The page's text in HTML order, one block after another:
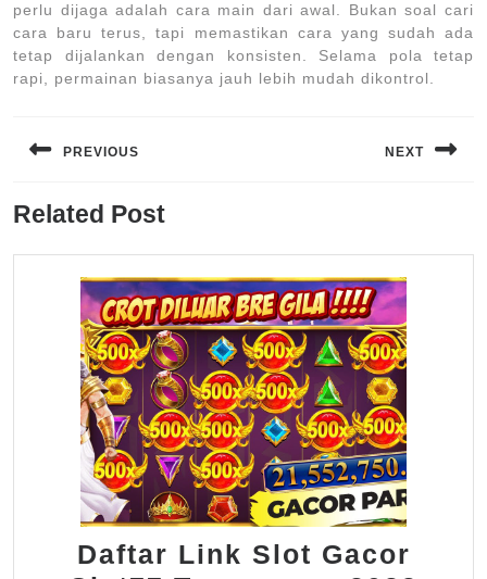
perlu dijaga adalah cara main dari awal. Bukan soal cari
cara baru terus, tapi memastikan cara yang sudah ada
tetap dijalankan dengan konsisten. Selama pola tetap
rapi, permainan biasanya jauh lebih mudah dikontrol.
pos
PREVIOUS
post:
NEXT
Related Post
Daftar Link Slot Gacor